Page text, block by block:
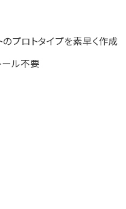
のプロトタイプを素早く作成
ール不要